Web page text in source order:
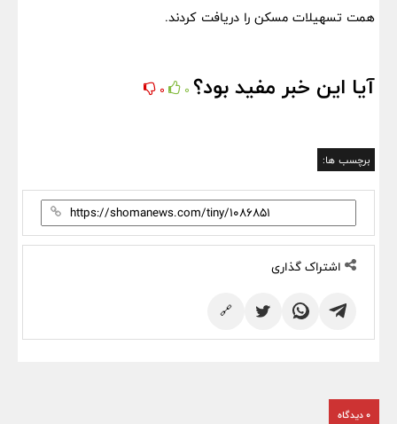
همت تسهیلات مسکن را دریافت کردند.
آیا این خبر مفید بود؟ 0
0
برچسب ها:
اشتراک گذاری
🔗
0 دیدگاه